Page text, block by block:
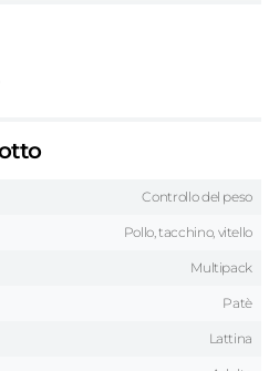
Controllo del peso
Pollo, tacchino, vitello
Multipack
Patè
Lattina